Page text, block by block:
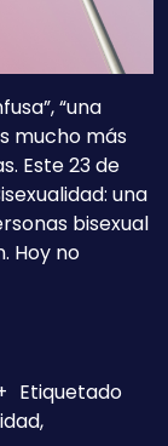
“una
mucho más
Este 23 de
una
bisexual
Hoy no
Etiquetado
,